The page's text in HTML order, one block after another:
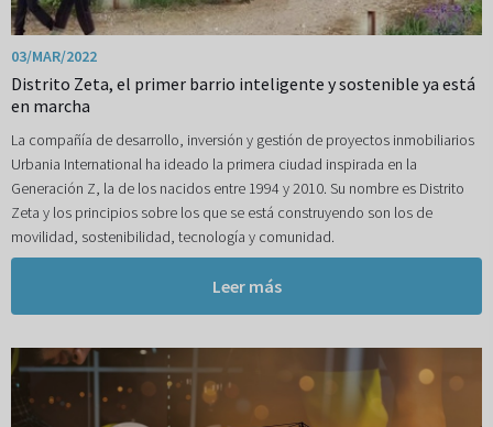
03/MAR/2022
Distrito Zeta, el primer barrio inteligente y sostenible ya está
en marcha
La compañía de desarrollo, inversión y gestión de proyectos inmobiliarios
Urbania International ha ideado la primera ciudad inspirada en la
Generación Z, la de los nacidos entre 1994 y 2010. Su nombre es Distrito
Zeta y los principios sobre los que se está construyendo son los de
movilidad, sostenibilidad, tecnología y comunidad.
Leer más